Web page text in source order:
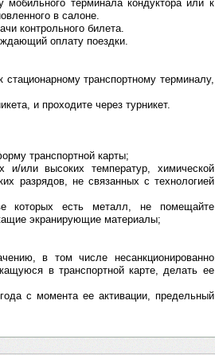
терминала кондуктора или к
в салоне.
контрольного билета.
оплату поездки.
транспортному терминалу,
и проходите через турникет.
транспортной карты;
и/или высоких температур, химической
разрядов, не связанных с технологией
которых есть металл, не помещайте
экранирующие материалы;
в том числе несанкционированно
в транспортной карте, делать ее
с момента ее активации, предельный